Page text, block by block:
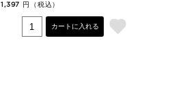
1,397 円（税込）
カートに入れる